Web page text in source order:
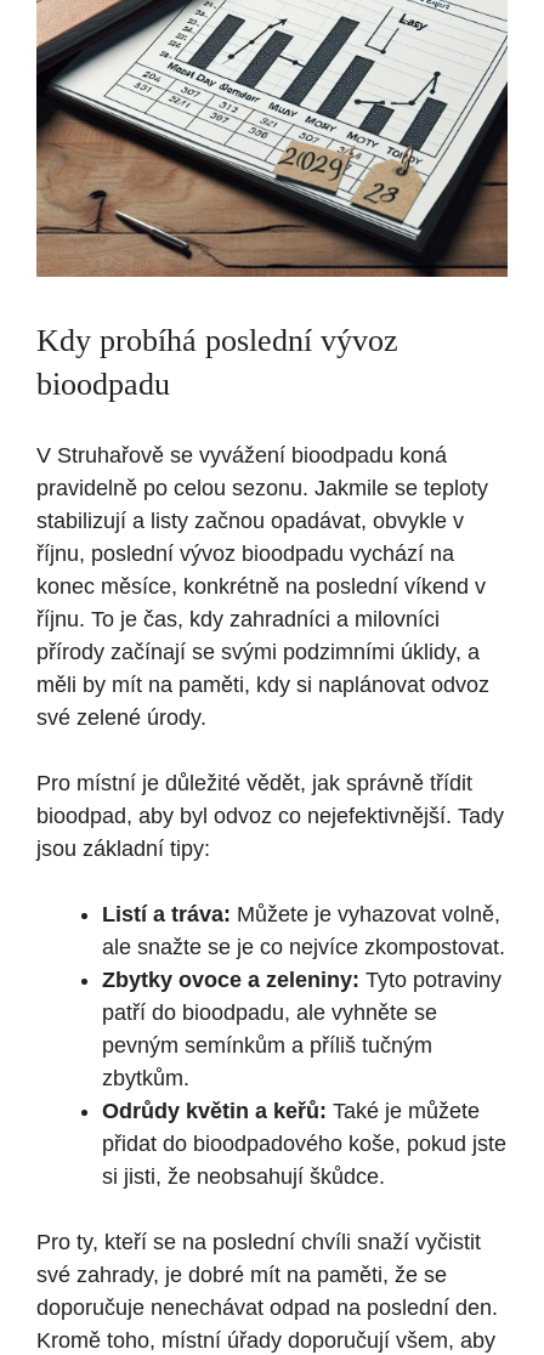
Kdy probíhá poslední vývoz
bioodpadu
V Struhařově se vyvážení bioodpadu koná
pravidelně po celou sezonu. Jakmile se teploty
stabilizují a listy začnou opadávat, obvykle v
říjnu, poslední vývoz bioodpadu vychází na
konec měsíce, konkrétně na poslední víkend v
říjnu. To je čas, kdy zahradníci a milovníci
přírody začínají se svými podzimními úklidy, a
měli by mít na paměti, kdy si naplánovat odvoz
své zelené úrody.
Pro místní je důležité vědět, jak správně třídit
bioodpad, aby byl odvoz co nejefektivnější. Tady
jsou základní tipy:
Listí a tráva: Můžete je vyhazovat volně,
ale snažte se je co nejvíce zkompostovat.
Zbytky ovoce a zeleniny: Tyto potraviny
patří do bioodpadu, ale vyhněte se
pevným semínkům a příliš tučným
zbytkům.
Odrůdy květin a keřů: Také je můžete
přidat do bioodpadového koše, pokud jste
si jisti, že neobsahují škůdce.
Pro ty, kteří se na poslední chvíli snaží vyčistit
své zahrady, je dobré mít na paměti, že se
doporučuje nenechávat odpad na poslední den.
Kromě toho, místní úřady doporučují všem, aby